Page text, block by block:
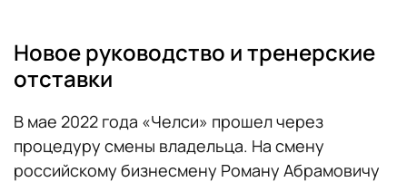
Новое руководство и тренерские
отставки
В мае 2022 года «Челси» прошел через
процедуру смены владельца. На смену
российскому бизнесмену Роману Абрамовичу